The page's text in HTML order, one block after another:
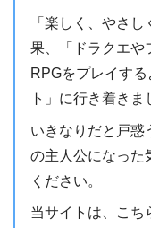
「楽しく、やさ
果、「ドラクエや
RPGをプレイす
ト」に行き着きま
いきなりだと戸惑
の主人公になった
ください。
当サイトは、こち